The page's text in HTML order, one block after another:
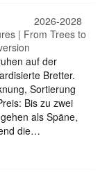
2026-2028
| From Trees to
auf der
Bretter.
Sortierung
Bis zu zwei
als Späne,
die…